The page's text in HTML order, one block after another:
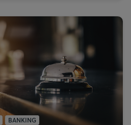
BANKING